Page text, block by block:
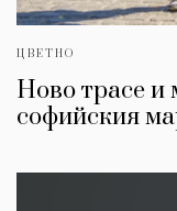
ЦВЕТНО
Ново трасе и
софийския